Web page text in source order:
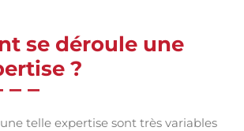
se déroule une
?
telle expertise sont très variables